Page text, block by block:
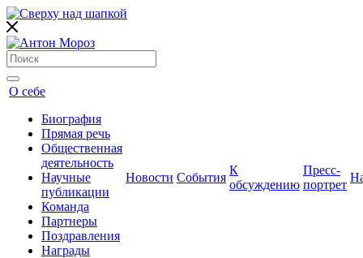
О себе
Биография
Прямая речь
Общественная
деятельность
Научные
публикации
Команда
Партнеры
Поздравления
Награды
Новости События
К
обсуждению
Пресс-
портрет